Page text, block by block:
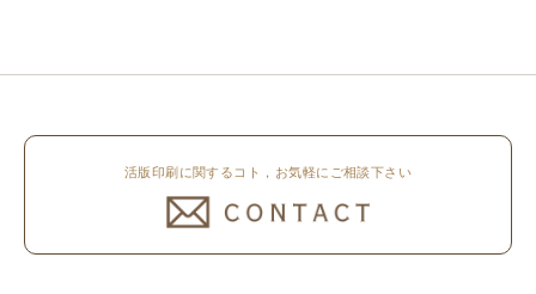
活版印刷に関するコト，お気軽にご相談下さい